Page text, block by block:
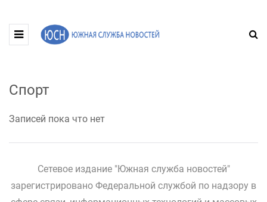
Спорт
Записей пока что нет
Сетевое издание "Южная служба новостей"
зарегистрировано Федеральной службой по надзору в